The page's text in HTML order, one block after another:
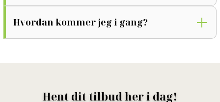
Hvordan kommer jeg i gang?
Hent dit tilbud her i dag!